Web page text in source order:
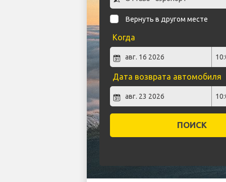
Вернуть в другом месте
Когда
Дата возврата автомобиля
ПОИСК